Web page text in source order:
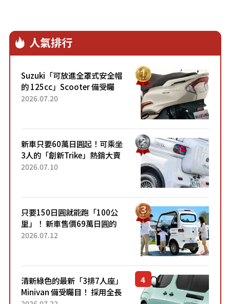
人氣排行
Suzuki「可放進全罩式安全帽
的 125cc」Scooter 備受矚
目！採用全新流線設計與各項
2026.07.20
新車只要60萬日圓起！可乘坐
3人的「創新Trike」熱銷大賣
成為人氣車款！「養車成本真
2026.07.10
只要150日圓就能跑「100公
里」！ 新車售價69萬日圓的
「3人座」Trike大受歡迎！ 順
2026.07.12
清新綠色的最新「3排7人座」
Minivan 備受矚目！ 採用全長